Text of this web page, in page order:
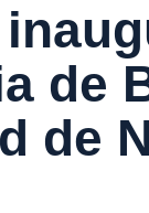
de
de